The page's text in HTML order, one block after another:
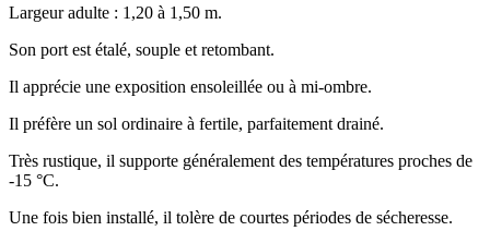
Largeur adulte : 1,20 à 1,50 m.
Son port est étalé, souple et retombant.
Il apprécie une exposition ensoleillée ou à mi-ombre.
Il préfère un sol ordinaire à fertile, parfaitement drainé.
Très rustique, il supporte généralement des températures proches de
-15 °C.
Une fois bien installé, il tolère de courtes périodes de sécheresse.